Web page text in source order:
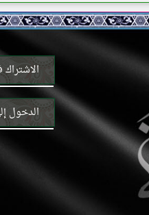
الاشتراك
الدخول